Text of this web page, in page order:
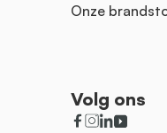
Onze
Volg ons